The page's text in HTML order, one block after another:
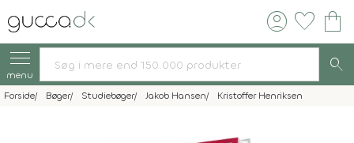
account_circle favorite shopping_bag
menu search
Forside Bøger Studiebøger Jakob Hansen Kristoffer Henriksen